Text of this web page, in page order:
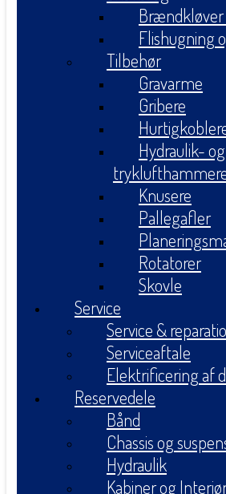
Flishugning
Tilbehør
Gravarme
Gribere
Hydraulik- og
Knusere
Pallegafler
Rotatorer
Skovle
Service
Service &
Serviceaftale
Elektrificering af
Reservedele
Bånd
Chassis og
Hydraulik
Kabiner og